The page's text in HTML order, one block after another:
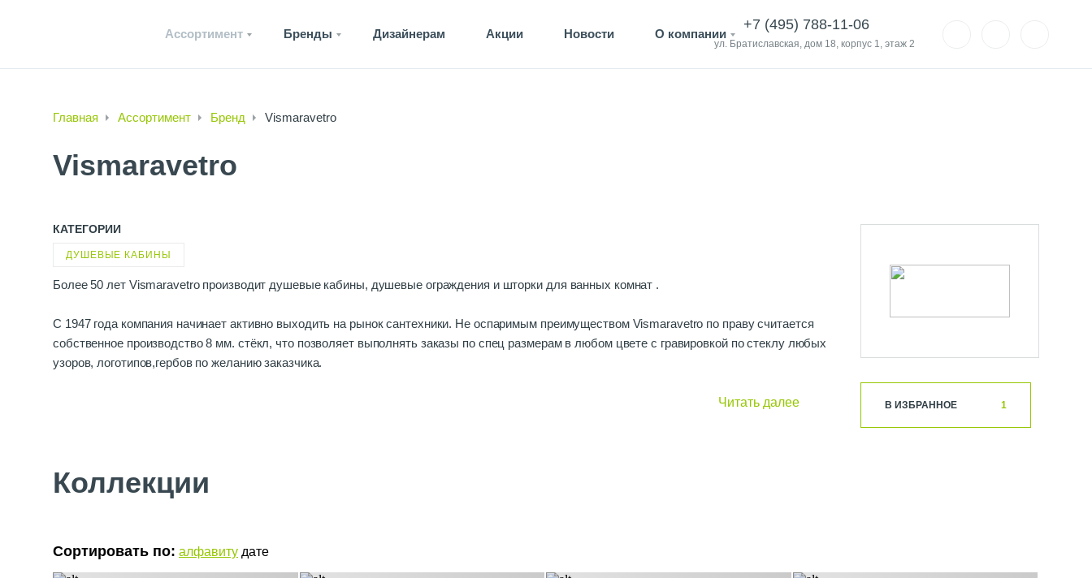
Ассортимент Бренды Дизайнерам Акции Новости О компании
+7 (495) 788-11-06
ул. Братиславская, дом 18, корпус 1, этаж 2
Главная Ассортимент Бренд Vismaravetro
Vismaravetro
КАТЕГОРИИ
ДУШЕВЫЕ КАБИНЫ
Более 50 лет Vismaravetro производит душевые кабины, душевые ограждения и шторки для ванных комнат .
C 1947 года компания начинает активно выходить на рынок сантехники. Не оспаримым преимуществом Vismaravetro по праву считается
собственное производство 8 мм. стёкл, что позволяет выполнять заказы по спец размерам в любом цвете с гравировкой по стеклу любых
узоров, логотипов,гербов по желанию заказчика.
Сегодня Vismaravetro это современная компания с богатой 100 летней историей , новое поколение инженеров внедрило инновационные
Читать далее В ИЗБРАННОЕ 1
Коллекции
Сортировать по: алфавиту дате